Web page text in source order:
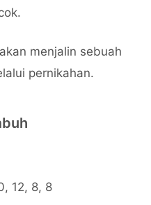
menjalin sebuah
pernikahan.
12, 8, 8